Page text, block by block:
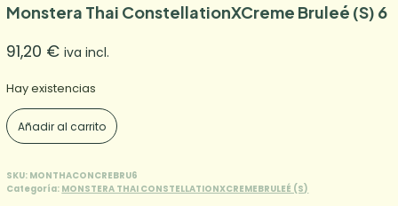
Monstera Thai ConstellationXCreme Bruleé (S) 6
91,20 € iva incl.
Hay existencias
Monstera
Thai
Bruleé
(S)
Añadir al carrito
SKU: MONTHACONCREBRU6
Categoría: MONSTERA THAI CONSTELLATIONXCREMEBRULEÉ (S)